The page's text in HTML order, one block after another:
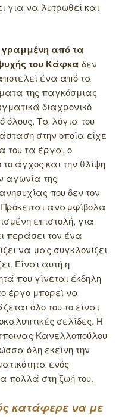
για να λυτρωθεί και
γραμμένη από τα
του Κάφκα δεν
ένα από τα
της παγκόσμιας
διαχρονικό
όλους. Τα λόγια του
στην οποία είχε
του τα έργα, ο
άγχος και την θλίψη
αγωνία της
που δεν τον
αναμφίβολα
επιστολή, για
περάσει τον ένα
να μας συγκλονίζει
Είναι αυτή η
που γίνεται έκδηλη
έργο μπορεί να
όλο του το είναι
σελίδες. Η
Κανελλοπούλου
όλη εκείνη την
ενός
πολλά στη ζωή του.
κατάφερε να με